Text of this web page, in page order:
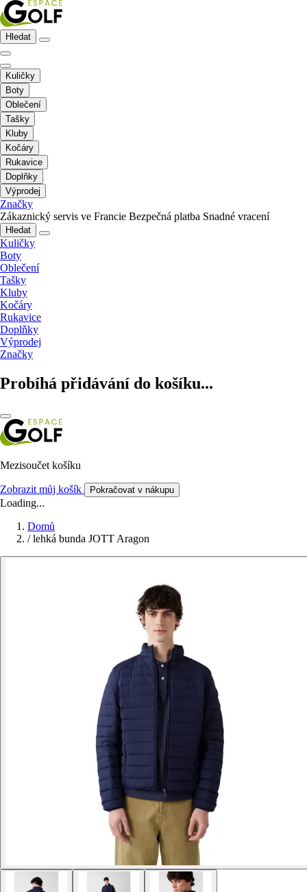
Hledat
Kuličky
Boty
Oblečení
Tašky
Kluby
Kočáry
Rukavice
Doplňky
Výprodej
Značky
Zákaznický servis ve Francie Bezpečná platba Snadné vracení
Hledat
Kuličky
Boty
Oblečení
Tašky
Kluby
Kočáry
Rukavice
Doplňky
Výprodej
Značky
Probíhá přidávání do košíku...
Mezisoučet košíku
Zobrazit můj košík Pokračovat v nákupu
Loading...
Domů
/ lehká bunda JOTT Aragon